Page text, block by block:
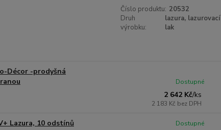
Číslo produktu: 20532
Druh
výrobku:
lazura, lazurovací
lak
Décor -prodyšná
2 642 Kč/ks
2 183 Kč bez DPH
Dostupné
Lazura, 10 odstínů
Dostupné